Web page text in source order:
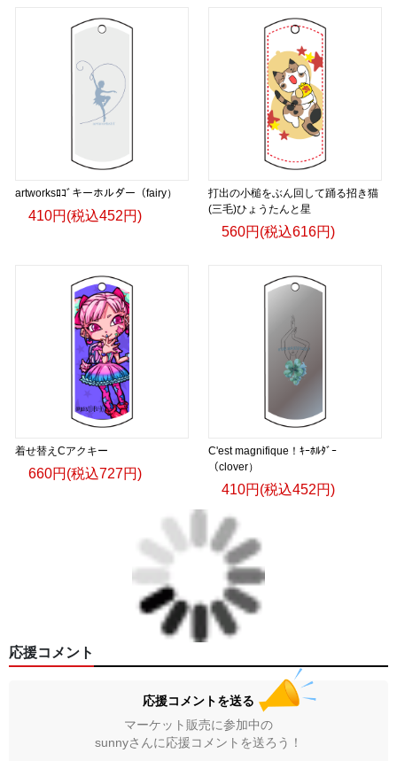
artworksﾛｺﾞキーホルダー（fairy）
410円(税込452円)
打出の小槌をぶん回して踊る招き猫
(三毛)ひょうたんと星
560円(税込616円)
着せ替えCアクキー
660円(税込727円)
C'est magnifique！ｷｰﾎﾙﾀﾞｰ
（clover）
410円(税込452円)
応援コメント
応援コメントを送る
マーケット販売に参加中の
sunnyさんに応援コメントを送ろう！